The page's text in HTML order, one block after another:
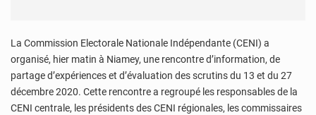
La Commission Electorale Nationale Indépendante (CENI) a
organisé, hier matin à Niamey, une rencontre d’information, de
partage d’expériences et d’évaluation des scrutins du 13 et du 27
décembre 2020. Cette rencontre a regroupé les responsables de la
CENI centrale, les présidents des CENI régionales, les commissaires